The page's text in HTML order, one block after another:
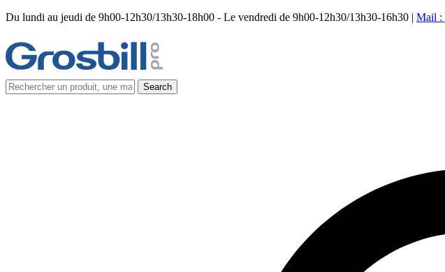
Du lundi au jeudi de 9h00-12h30/13h30-18h00 - Le vendredi de 9h00-12h30/13h30-16h30 | Mail :